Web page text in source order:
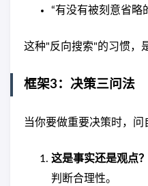
“有没有被刻意省略
这种"反向搜索"的习惯，
框架3：决策三问法
当你要做重要决策时，问
这是事实还是观点？
判断合理性。